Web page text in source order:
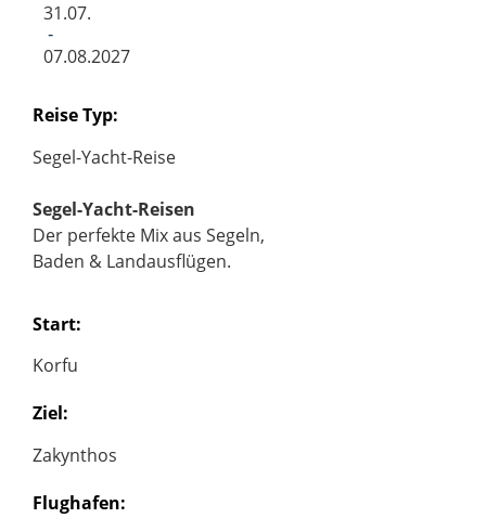
31.07.
-
07.08.2027
Reise Typ:
Segel-Yacht-Reise
Segel-Yacht-Reisen
Der perfekte Mix aus Segeln,
Baden & Landausflügen.
Start:
Korfu
Ziel:
Zakynthos
Flughafen: